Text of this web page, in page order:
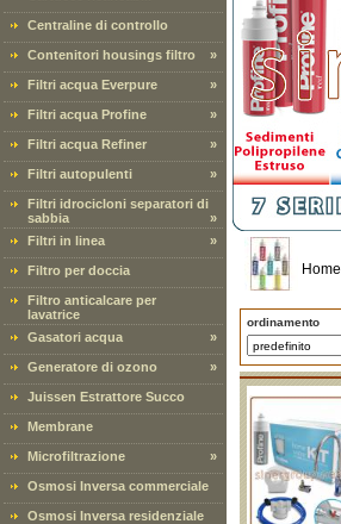
Centraline di controllo
Contenitori housings filtro »
Filtri acqua Everpure »
Filtri acqua Profine »
Filtri acqua Refiner »
Filtri autopulenti »
Filtri idrocicloni separatori di
sabbia
»
Filtri in linea
»
Filtro per doccia
Filtro anticalcare per
lavatrice
Gasatori acqua
»
Generatore di ozono »
Juissen Estrattore Succo
Membrane
Microfiltrazione »
Osmosi Inversa commerciale
Osmosi Inversa residenziale
Home
ordinamento